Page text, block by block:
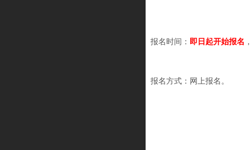
报名时间： 即日起开始报名
报名方式：网上